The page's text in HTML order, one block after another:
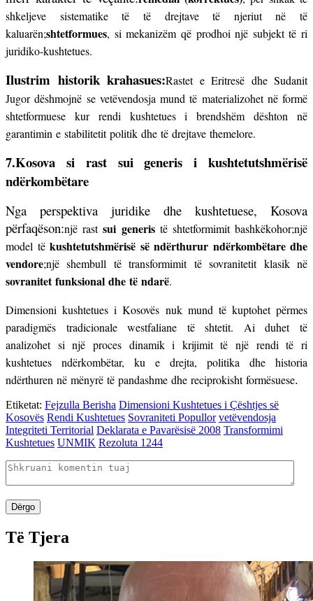
shkeljeve sistematike të të drejtave të njeriut në të
kaluarën;shtetformues, si mekanizëm që prodhoi një subjekt të ri
juridiko-kushtetues.
Ilustrim historik krahasues:Rastet e Eritresë dhe Sudanit
Jugor dëshmojnë se vetëvendosja mund të materializohet në formë
shtetformuese kur rendi kushtetues i brendshëm dështon në
garantimin e stabilitetit politik dhe të drejtave themelore.
7.Kosova si rast sui generis i kushtetutshmërisë
ndërkombëtare
Nga perspektiva juridike dhe kushtetuese, Kosova
përfaqëson:një rastsui generistë shtetformimit bashkëkohor;një
model të kushtetutshmërisë së ndërthurur ndërkombëtare dhe
vendore;një shembull të transformimit të sovranitetit klasik në
sovranitet funksional dhe të ndarë.
Dimensioni kushtetues i Kosovës nuk mund të kuptohet përmes
paradigmës tradicionale westfaliane të shtetit. Ai duhet të
analizohet si një proces dinamik i krijimit të një rendi të ri
kushtetues ndërkombëtar, ku e drejta, politika dhe historia
ndërthuren në mënyrë të pandashme dhe reciprokisht formësuese.
Etiketat: Fejzulla Berisha Dimensioni Kushtetues i Çështjes së
Kosovës Rendi Kushtetues Sovraniteti Popullor vetëvendosja
Integriteti Territorial Deklarata e Pavarësisë 2008 Transformimi
Kushtetues UNMIK Rezoluta 1244
Dërgo
Të Tjera